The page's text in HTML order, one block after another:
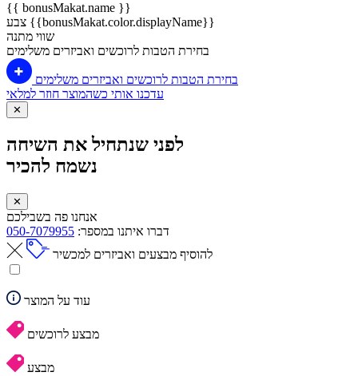
{{ bonusMakat.name }}
צבע {{bonusMakat.color.displayName}}
שווי מתנה
בחירת הטבות לרוכשים ואביזרים משלימים
בחירת הטבות לרוכשים ואביזרים משלימים
עדכנו אותי כשהמוצר חוזר למלאי
✕
לפני שנתחיל את השיחה
נשמח להכיר
✕
אנחנו פה בשבילכם
דברו איתנו במספר: 050-7079955
להוסיף מבצעים ואביזרים למכשיר
עוד על המוצר
מבצע לרוכשים
מבצע